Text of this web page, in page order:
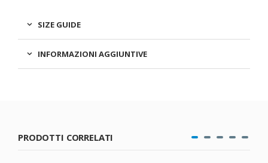
SIZE GUIDE
INFORMAZIONI AGGIUNTIVE
PRODOTTI CORRELATI